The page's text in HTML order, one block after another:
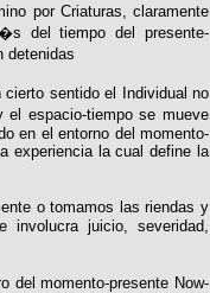
por Criaturas, claramente
del tiempo del presente-
detenidas
sentido el Individual no
espacio-tiempo se mueve
en el entorno del momento-
experiencia la cual define la
o tomamos las riendas y
juicio, severidad,
del momento-presente Now-